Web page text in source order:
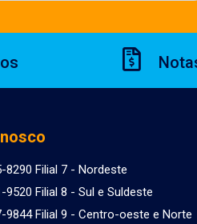
8290 Filial 7 - Nordeste
9520 Filial 8 - Sul e Suldeste
9844 Filial 9 - Centro-oeste e Norte